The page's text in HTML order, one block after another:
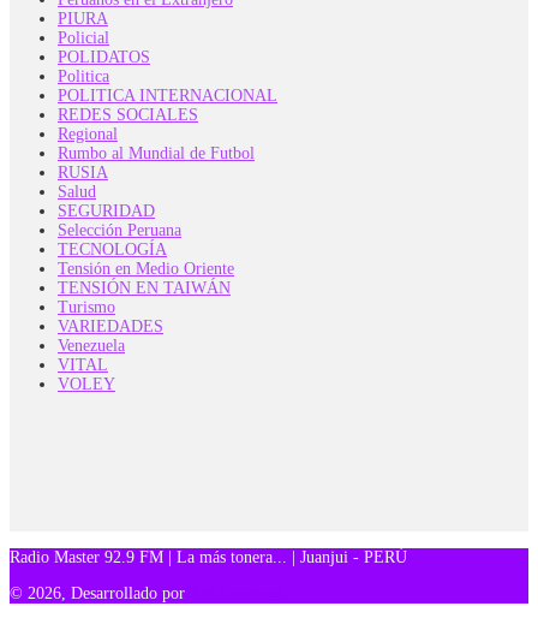
PIURA
Policial
POLIDATOS
Politica
POLITICA INTERNACIONAL
REDES SOCIALES
Regional
Rumbo al Mundial de Futbol
RUSIA
Salud
SEGURIDAD
Selección Peruana
TECNOLOGÍA
Tensión en Medio Oriente
TENSIÓN EN TAIWÁN
Turismo
VARIEDADES
Venezuela
VITAL
VOLEY
Radio Master 92.9 FM | La más tonera... | Juanjui - PERÚ
© 2026, Desarrollado por